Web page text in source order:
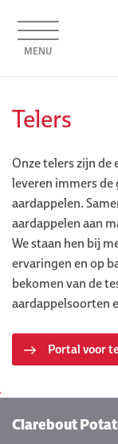
MENU
Telers
Onze telers zijn de
leveren immers
aardappelen.
aardappelen aan
We staan hen bij
ervaringen en op
bekomen van de
aardappelsoorten
Portal voor
Clarebout